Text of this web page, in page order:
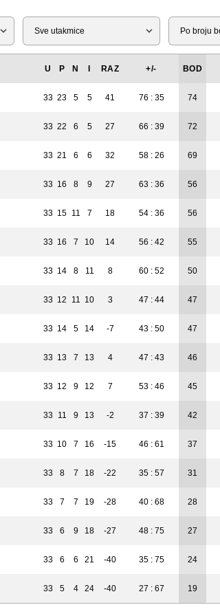
Tip Liga
U P N RAZ +/- BOD
33 23 5 5 41 76 : 35 74
33 22 6 5 27 66 : 39 72
33 21 6 6 32 58 : 26 69
33 16 8 9 27 63 : 36 56
33 15 11 7 18 54 : 36 56
33 16 7 10 14 56 : 42 55
33 14 8 11 8 60 : 52 50
33 12 11 10 3 47 : 44 47
33 14 5 14 -7 43 : 50 47
33 13 7 13 4 47 : 43 46
33 12 9 12 7 53 : 46 45
33 11 9 13 -2 37 : 39 42
33 10 7 16 -15 46 : 61 37
33 8 7 18 -22 35 : 57 31
33 7 7 19 -28 40 : 68 28
33 6 9 18 -27 48 : 75 27
33 6 6 21 -40 35 : 75 24
33 5 4 24 -40 27 : 67 19